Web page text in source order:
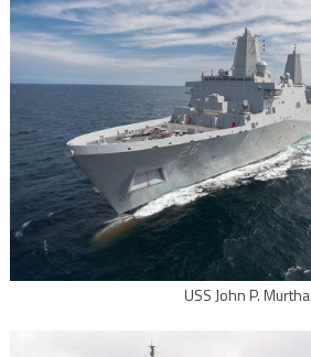
USS John P. Murtha